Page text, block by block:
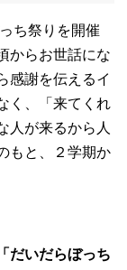
ち祭りを開催
からお世話にな
感謝を伝えるイ
く、「来てくれ
人が来るから人
もと、２学期か
だいだらぼっち